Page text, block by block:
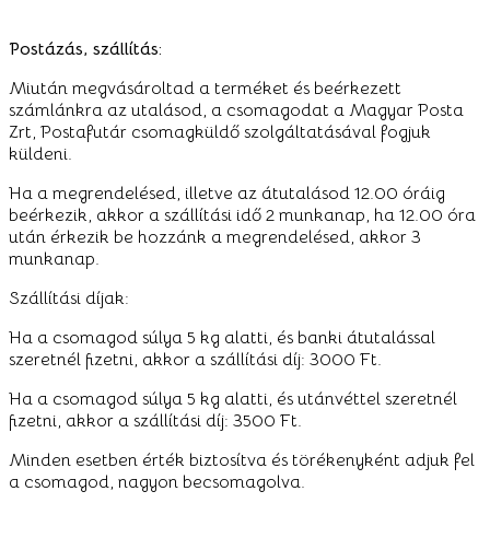
Postázás, szállítás:
Miután megvásároltad a terméket és beérkezett
számlánkra az utalásod, a csomagodat a Magyar Posta
Zrt, Postafutár csomagküldő szolgáltatásával fogjuk
küldeni.
Ha a megrendelésed, illetve az átutalásod 12.00 óráig
beérkezik, akkor a szállítási idő 2 munkanap, ha 12.00 óra
után érkezik be hozzánk a megrendelésed, akkor 3
munkanap.
Szállítási díjak:
Ha a csomagod súlya 5 kg alatti, és banki átutalással
szeretnél fizetni, akkor a szállítási díj: 3000 Ft.
Ha a csomagod súlya 5 kg alatti, és utánvéttel szeretnél
fizetni, akkor a szállítási díj: 3500 Ft.
Minden esetben érték biztosítva és törékenyként adjuk fel
a csomagod, nagyon becsomagolva.